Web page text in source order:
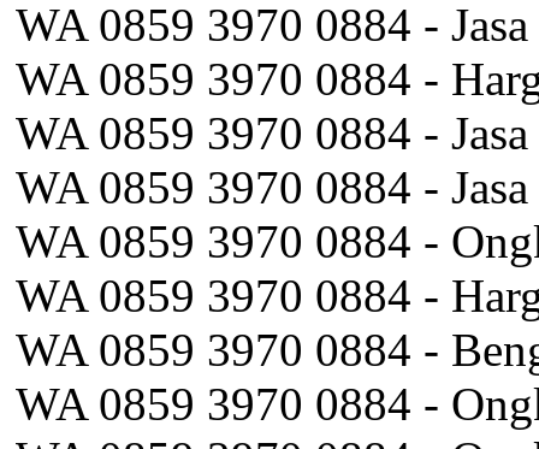
WA 0859 3970 0884 -
WA 0859 3970 0884 -
WA 0859 3970 0884 -
WA 0859 3970 0884 -
WA 0859 3970 0884 -
WA 0859 3970 0884 -
WA 0859 3970 0884 -
WA 0859 3970 0884 -